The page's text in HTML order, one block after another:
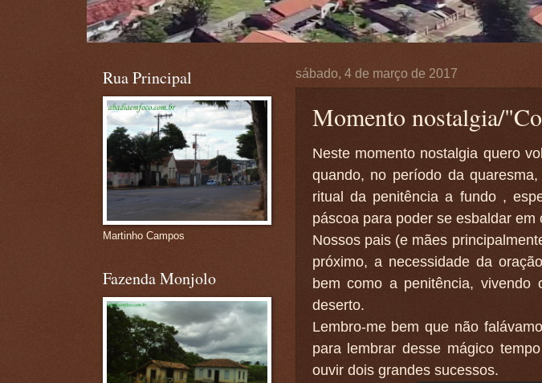
sábado, 4 de março de 2017
Momento nostalgia/
Neste momento nostalgia quero
quando, no período da
ritual da penitência a fundo ,
páscoa para poder se esbaldar em
Nossos pais (e mães
próximo, a necessidade da
bem como a penitência,
deserto.
Lembro-me bem que não
para lembrar desse mágico
ouvir dois grandes sucessos.
Rua Principal
Martinho Campos
Fazenda Monjolo